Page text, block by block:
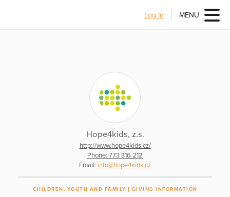
Log In MENU
Hope4kids, z.s.
http://www.hope4kids.cz/
Phone: 773 316 212
Email: info@hope4kids.cz
CHILDREN, YOUTH AND FAMILY GIVING INFORMATION